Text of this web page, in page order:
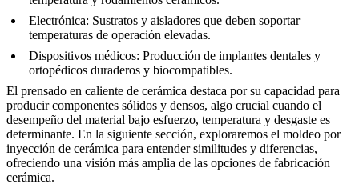
Electrónica: Sustratos y aisladores que deben soportar
temperaturas de operación elevadas.
Dispositivos médicos: Producción de implantes dentales y
ortopédicos duraderos y biocompatibles.
El prensado en caliente de cerámica destaca por su capacidad para
producir componentes sólidos y densos, algo crucial cuando el
desempeño del material bajo esfuerzo, temperatura y desgaste es
determinante. En la siguiente sección, exploraremos el moldeo por
inyección de cerámica para entender similitudes y diferencias,
ofreciendo una visión más amplia de las opciones de fabricación
cerámica.